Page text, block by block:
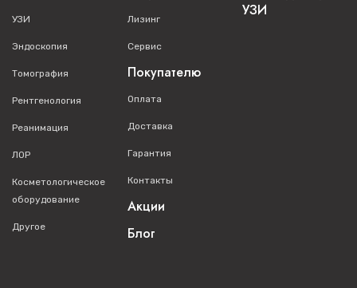
УЗИ
Эндоскопия
Томография
Рентгенология
Реанимация
ЛОР
Косметологическое
оборудование
Другое
Лизинг
Сервис
Покупателю
Оплата
Доставка
Гарантия
Контакты
Акции
Блог
УЗИ